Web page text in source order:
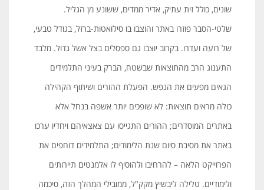
שונים, כולל זית עתיק, אדיר ממדים, ששונע מן הגליל.
שלטי-הסבר פוזרו באתר והוצבו בו סילוּאטות-ברזל, בגודל טבעי,
של רועה ועדרו. בקרוב יוצבו גם ספסלים בצל אשל גדול. מלבד
התענוג הרב מהתוצאות שבשטח, הברק בעיני התלמידים
הגאים מפעים את הנפש. הפעלת ההורים ושיתוף הקהילה
כולה מראים תוצאות: לא שופכים יותר אשפה בנחל אלא
באתרים המוסדרים; ההורים התגייסו עם צאצאיהם ויחדיו ערכו
באתר את מסיבת סיום שנת הלימודים; התלמידים דוחפים את
הפרוייקט הלאה – להרחיבו ולהוסיף לו אלמנטים תיירותים
ולימודיים. טלילה ליבשיץ מקק"ל, ממובילי המהלך הזה, סיכמה